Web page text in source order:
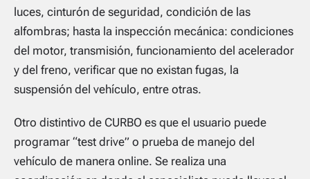
luces, cinturón de seguridad, condición de las
alfombras; hasta la inspección mecánica: condiciones
del motor, transmisión, funcionamiento del acelerador
y del freno, verificar que no existan fugas, la
suspensión del vehículo, entre otras.
Otro distintivo de CURBO es que el usuario puede
programar “test drive” o prueba de manejo del
vehículo de manera online. Se realiza una